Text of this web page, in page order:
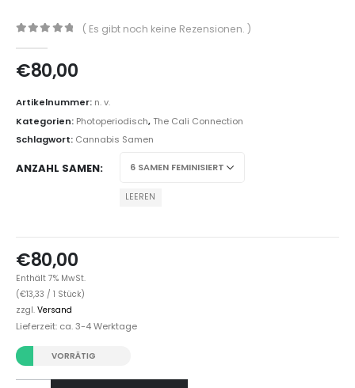
( Es gibt noch keine Rezensionen. )
€80,00
Artikelnummer: n. v.
Kategorien: Photoperiodisch,The Cali Connection
Schlagwort: Cannabis Samen
ANZAHL SAMEN
LEEREN
€80,00
Enthält 7% MwSt.
(€13,33 / 1 Stück)
zzgl. Versand
Lieferzeit: ca. 3-4 Werktage
VORRÄTIG